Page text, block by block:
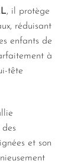
, il protège
réduisant
enfants de
à
tête
et son